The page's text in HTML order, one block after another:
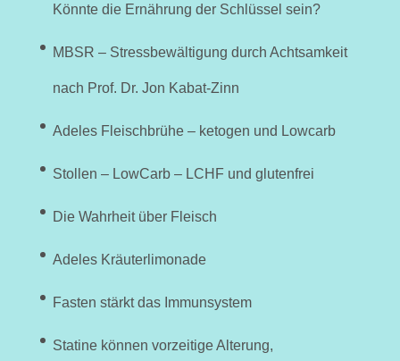
Könnte die Ernährung der Schlüssel sein?
MBSR – Stressbewältigung durch Achtsamkeit
nach Prof. Dr. Jon Kabat-Zinn
Adeles Fleischbrühe – ketogen und Lowcarb
Stollen – LowCarb – LCHF und glutenfrei
Die Wahrheit über Fleisch
Adeles Kräuterlimonade
Fasten stärkt das Immunsystem
Statine können vorzeitige Alterung,